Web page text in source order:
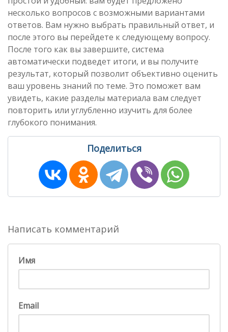
несколько вопросов с возможными вариантами
ответов. Вам нужно выбрать правильный ответ, и
после этого вы перейдете к следующему вопросу.
После того как вы завершите, система
автоматически подведет итоги, и вы получите
результат, который позволит объективно оценить
ваш уровень знаний по теме. Это поможет вам
увидеть, какие разделы материала вам следует
повторить или углубленно изучить для более
глубокого понимания.
Поделиться
Написать комментарий
Имя
Email